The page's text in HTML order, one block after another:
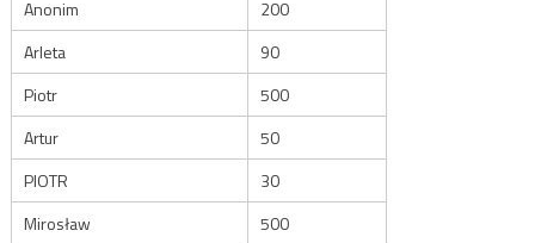
Anonim
200
Arleta
90
Piotr
500
Artur
50
PIOTR
30
Mirosław
500